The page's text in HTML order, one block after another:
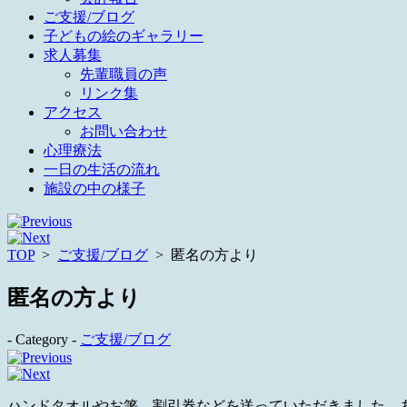
ご支援/ブログ
子どもの絵のギャラリー
求人募集
先輩職員の声
リンク集
アクセス
お問い合わせ
心理療法
一日の生活の流れ
施設の中の様子
TOP> ご支援/ブログ > 匿名の方より
匿名の方より
- Category - ご支援/ブログ